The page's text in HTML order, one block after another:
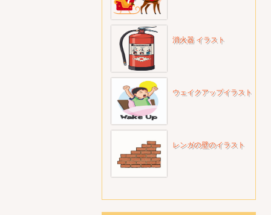
消火器 イラスト
ウェイクアップイラスト
レンガの壁のイラスト